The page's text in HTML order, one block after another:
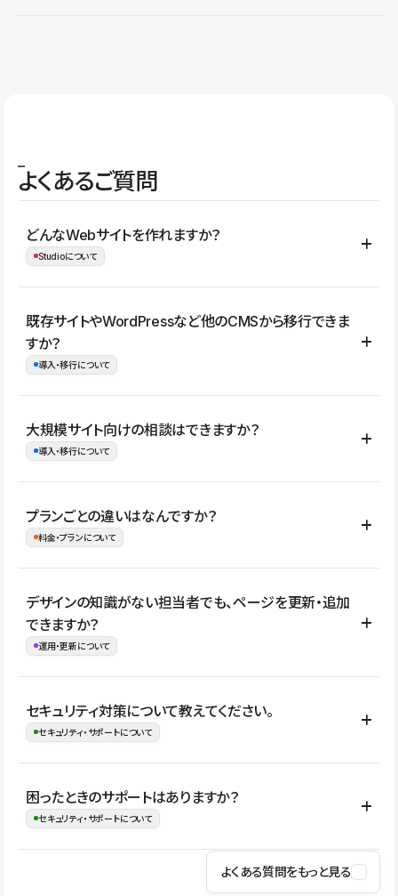
よくあるご質問
どんなWebサイトを作れますか？
Studioについて
コーポレートサイト、サービスサイト、LP、採用サイト、ブロ
グ・メディア、イベントサイト、店舗・商品紹介サイト、ポートフ
ォリオなど幅広く制作できます。
既存サイトやWordPressなど他のCMSから移行できま
すか？
導入・移行について
はい。既存サイトの構成やコンテンツ、URLを整理したうえで、
Studio上に再構築する形で移行できます。 WordPressの場合は、
イト全体のデザインや設定がそのまま移行されるわけではないた
め、移行後にページ構成やデザイン、CMS設計、URL・リダイレク
大規模サイト向けの相談はできますか？
導入・移行について
はい。アクセス規模が大きいサイトや、複数部門での運用、権限管
理、セキュリティ確認、既存システムとの連携など、個別の要件が
ない段階でも、お問い合わせください。
お問合せはこちら
プランごとの違いはなんですか？
料金・プランについて
公開ページ数、バージョン履歴の期間、CMS利用数の上限、権限
管理の有無などがプランごとに異なります。詳しくは料金プランペ
ージをご覧ください。
デザインの知識がない担当者でも、ページを更新・追加
できますか？
運用・更新について
はい。CMSやコンポーネントを活用して更新範囲を設計しておく
ことで、デザインを崩しにくい状態で運用できます。 さらにコン
ながらレイアウトに影響を与えずに更新作業を進めやすくなりま
す。
セキュリティ対策について教えてください。
セキュリティ・サポートについて
Studioでは、公開サイトやサービスを安全に利用できるよう、通信
の暗号化、データ保護、アクセス管理、脆弱性対策など、複数の観
はSSL/TLSによる通信暗号化に対応しており、悪質なスクリプトの
困ったときのサポートはありますか？
セキュリティ・サポートについて
操作方法や機能については、ヘルプセンターでご確認いただけま
よくある質問をもっと見る